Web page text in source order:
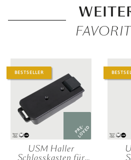
BESTSELLER
PRE-
LOVED
USM Haller
Schlosskasten für